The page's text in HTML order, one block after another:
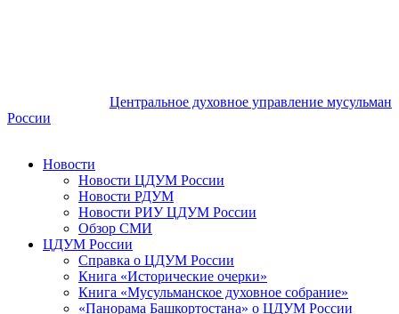
Центральное духовное управление мусульман
России
Новости
Новости ЦДУМ России
Новости РДУМ
Новости РИУ ЦДУМ России
Обзор СМИ
ЦДУМ России
Справка о ЦДУМ России
Книга «Исторические очерки»
Книга «Мусульманское духовное собрание»
«Панорама Башкортостана» о ЦДУМ России